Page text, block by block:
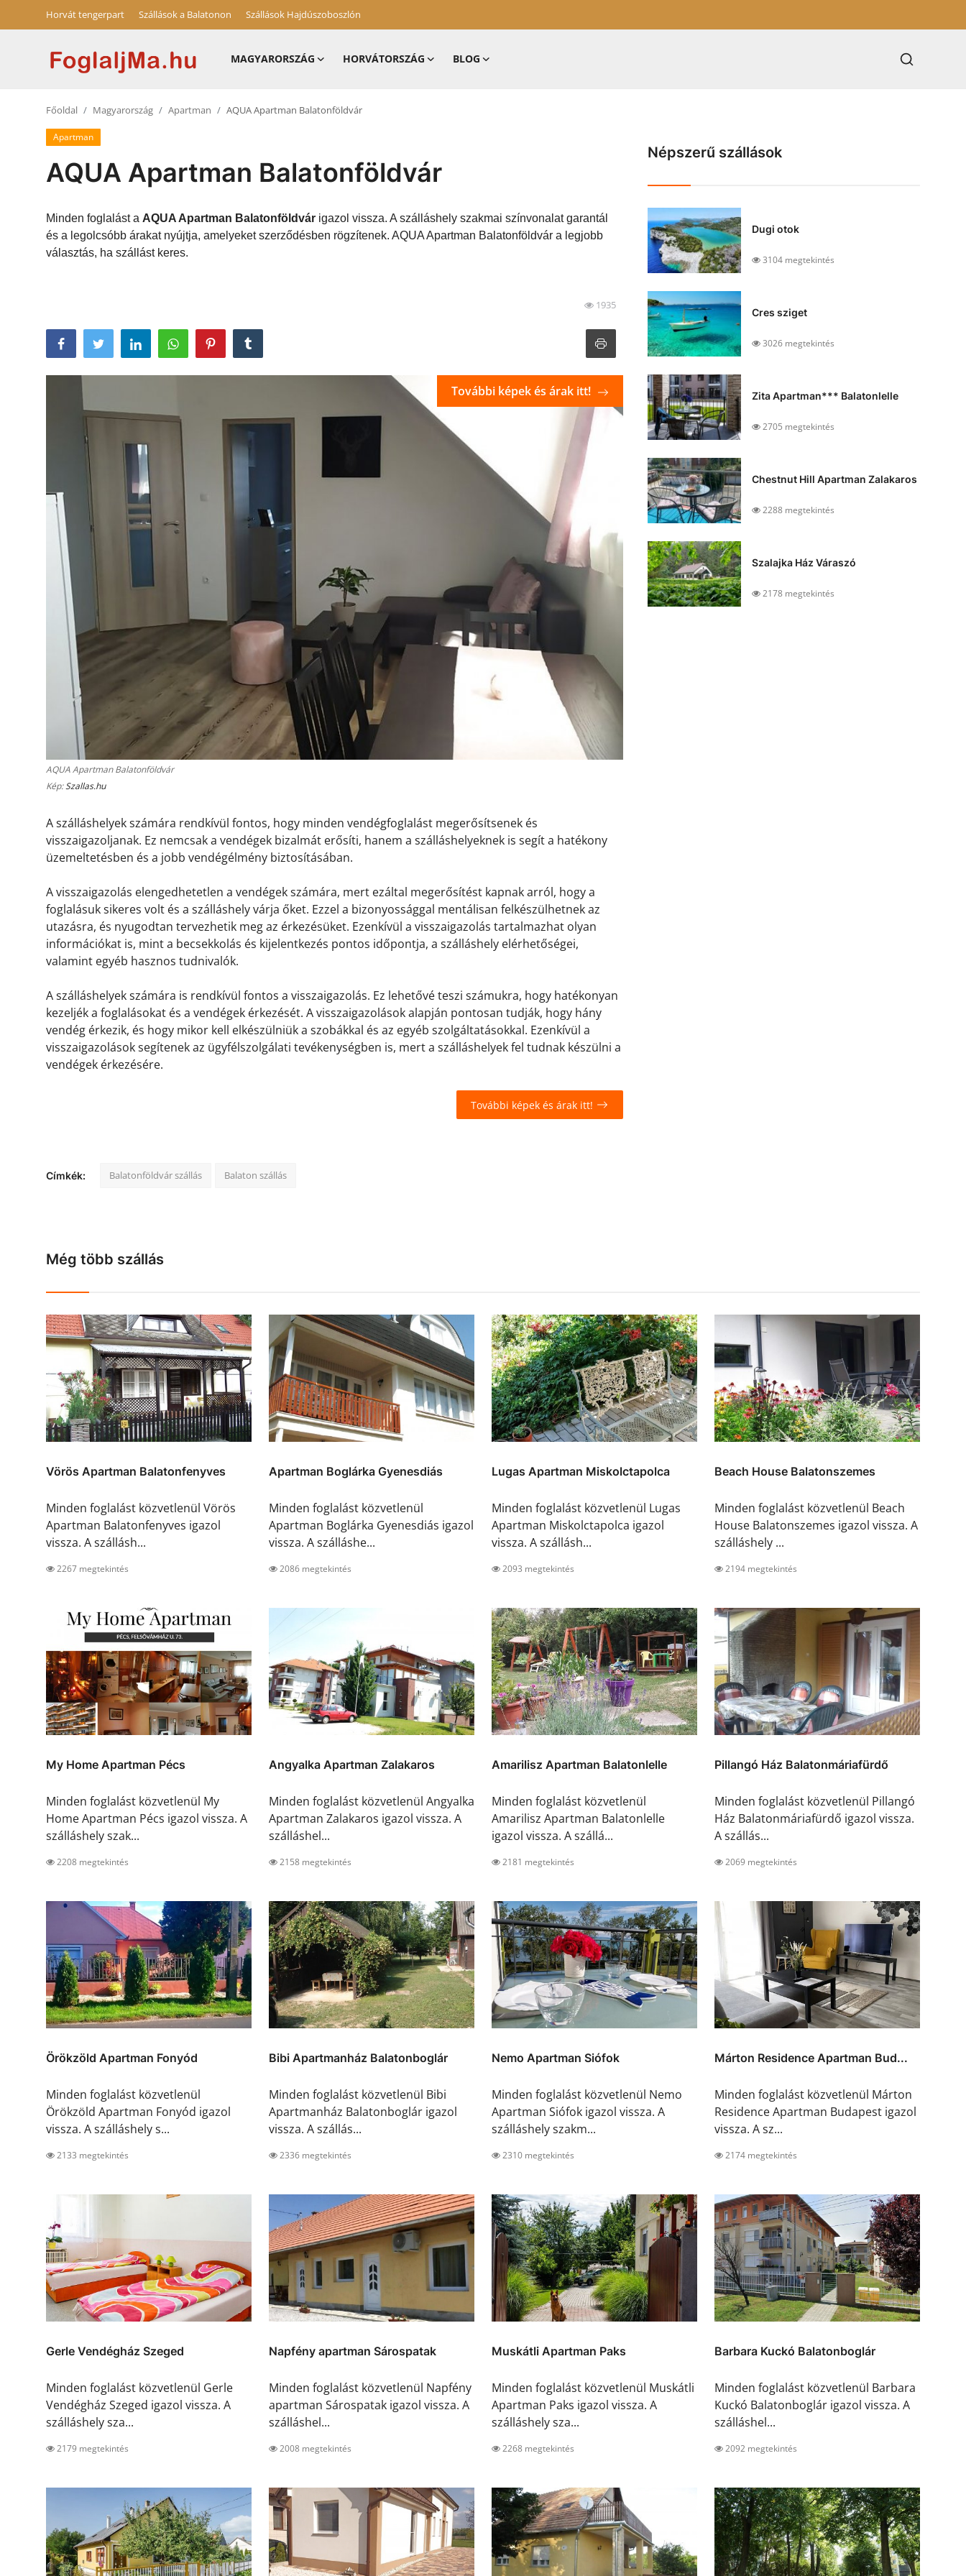
Horvát tengerpart Szállások a Balatonon Szállások Hajdúszoboszlón
MAGYARORSZÁG HORVÁTORSZÁG BLOG
Horvátország
Szállások Hajdúszoboszlón
Főoldal Magyarország Apartman AQUA Apartman Balatonföldvár
Apartman
AQUA Apartman Balatonföldvár
Minden foglalást a AQUA Apartman Balatonföldvár igazol vissza. A szálláshely szakmai színvonalat garantál
és a legolcsóbb árakat nyújtja, amelyeket szerződésben rögzítenek. AQUA Apartman Balatonföldvár a legjobb
választás, ha szállást keres.
1935
AQUA Apartman Balatonföldvár
Kép:Szallas.hu
További képek és árak itt!
A szálláshelyek számára rendkívül fontos, hogy minden vendégfoglalást megerősítsenek és
visszaigazoljanak. Ez nemcsak a vendégek bizalmát erősíti, hanem a szálláshelyeknek is segít a hatékony
üzemeltetésben és a jobb vendégélmény biztosításában.
A visszaigazolás elengedhetetlen a vendégek számára, mert ezáltal megerősítést kapnak arról, hogy a
foglalásuk sikeres volt és a szálláshely várja őket. Ezzel a bizonyossággal mentálisan felkészülhetnek az
utazásra, és nyugodtan tervezhetik meg az érkezésüket. Ezenkívül a visszaigazolás tartalmazhat olyan
információkat is, mint a becsekkolás és kijelentkezés pontos időpontja, a szálláshely elérhetőségei,
valamint egyéb hasznos tudnivalók.
A szálláshelyek számára is rendkívül fontos a visszaigazolás. Ez lehetővé teszi számukra, hogy hatékonyan
kezeljék a foglalásokat és a vendégek érkezését. A visszaigazolások alapján pontosan tudják, hogy hány
vendég érkezik, és hogy mikor kell elkészülniük a szobákkal és az egyéb szolgáltatásokkal. Ezenkívül a
visszaigazolások segítenek az ügyfélszolgálati tevékenységben is, mert a szálláshelyek fel tudnak készülni a
vendégek érkezésére.
További képek és árak itt!
Címkék: Balatonföldvár szállás Balaton szállás
Népszerű szállások
Dugi otok
3104 megtekintés
Cres sziget
3026 megtekintés
Zita Apartman*** Balatonlelle
2705 megtekintés
Chestnut Hill Apartman Zalakaros
2288 megtekintés
Szalajka Ház Váraszó
2178 megtekintés
Még több szállás
Vörös Apartman Balatonfenyves
Minden foglalást közvetlenül Vörös
Apartman Balatonfenyves igazol
vissza. A szállásh...
2267 megtekintés
Apartman Boglárka Gyenesdiás
Minden foglalást közvetlenül
Apartman Boglárka Gyenesdiás igazol
vissza. A szálláshe...
2086 megtekintés
Lugas Apartman Miskolctapolca
Minden foglalást közvetlenül Lugas
Apartman Miskolctapolca igazol
vissza. A szállásh...
2093 megtekintés
Beach House Balatonszemes
Minden foglalást közvetlenül Beach
House Balatonszemes igazol vissza. A
szálláshely ...
2194 megtekintés
My Home Apartman Pécs
Minden foglalást közvetlenül My
Home Apartman Pécs igazol vissza. A
szálláshely szak...
2208 megtekintés
Angyalka Apartman Zalakaros
Minden foglalást közvetlenül Angyalka
Apartman Zalakaros igazol vissza. A
szálláshel...
2158 megtekintés
Amarilisz Apartman Balatonlelle
Minden foglalást közvetlenül
Amarilisz Apartman Balatonlelle
igazol vissza. A szállá...
2181 megtekintés
Pillangó Ház Balatonmáriafürdő
Minden foglalást közvetlenül Pillangó
Ház Balatonmáriafürdő igazol vissza.
A szállás...
2069 megtekintés
Örökzöld Apartman Fonyód
Minden foglalást közvetlenül
Örökzöld Apartman Fonyód igazol
vissza. A szálláshely s...
2133 megtekintés
Bibi Apartmanház Balatonboglár
Minden foglalást közvetlenül Bibi
Apartmanház Balatonboglár igazol
vissza. A szállás...
2336 megtekintés
Nemo Apartman Siófok
Minden foglalást közvetlenül Nemo
Apartman Siófok igazol vissza. A
szálláshely szakm...
2310 megtekintés
Márton Residence Apartman Bud...
Minden foglalást közvetlenül Márton
Residence Apartman Budapest igazol
vissza. A sz...
2174 megtekintés
Gerle Vendégház Szeged
Minden foglalást közvetlenül Gerle
Vendégház Szeged igazol vissza. A
szálláshely sza...
2179 megtekintés
Napfény apartman Sárospatak
Minden foglalást közvetlenül Napfény
apartman Sárospatak igazol vissza. A
szálláshel...
2008 megtekintés
Muskátli Apartman Paks
Minden foglalást közvetlenül Muskátli
Apartman Paks igazol vissza. A
szálláshely sza...
2268 megtekintés
Barbara Kuckó Balatonboglár
Minden foglalást közvetlenül Barbara
Kuckó Balatonboglár igazol vissza. A
szálláshel...
2092 megtekintés